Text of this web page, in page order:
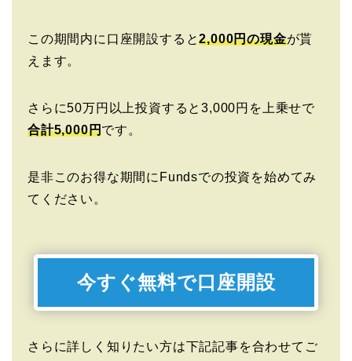
この期間内に口座開設すると2,000円の現金が貰
えます。
さらに50万円以上投資すると3,000円を上乗せで
合計5,000円です。
是非このお得な期間にFundsでの投資を始めてみ
てください。
今すぐ無料で口座開設
さらに詳しく知りたい方は下記記事を合わせてご